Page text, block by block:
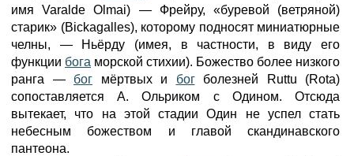
имя Varalde Olmai) — Фрейру, «буревой (ветряной)
старик» (Bickagalles), которому подносят миниатюрные
челны, — Ньёрду (имея, в частности, в виду его
функции бога морской стихии). Божество более низкого
ранга — бог мёртвых и богболезней Ruttu (Rota)
сопоставляется А. Ольриком с Одином. Отсюда
вытекает, что на этой стадии Один не успел стать
небесным божеством и главой скандинавского
пантеона.